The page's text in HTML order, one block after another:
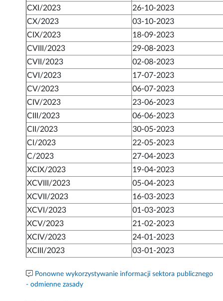
CXI/2023
26-10-2023
CX/2023
03-10-2023
CIX/2023
18-09-2023
CVIII/2023
29-08-2023
CVII/2023
02-08-2023
CVI/2023
17-07-2023
CV/2023
06-07-2023
CIV/2023
23-06-2023
CIII/2023
06-06-2023
CII/2023
30-05-2023
CI/2023
22-05-2023
C/2023
27-04-2023
XCIX/2023
19-04-2023
XCVIII/2023
05-04-2023
XCVII/2023
16-03-2023
XCVI/2023
01-03-2023
XCV/2023
21-02-2023
XCIV/2023
24-01-2023
XCIII/2023
03-01-2023
Ponowne wykorzystywanie informacji sektora publicznego
- odmienne zasady